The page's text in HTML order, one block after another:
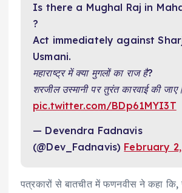
Is there a Mughal Raj in
?
Act immediately against
Usmani.
महाराष्ट्र में क्या मुगलों का राज है?
शरजील उस्मानी पर तुरंत कारवाई की
pic.twitter.com/BDp61MYI3T
— Devendra Fadnavis
(@Dev_Fadnavis) February
पत्रकारों से बातचीत में फणनवीस ने कहा कि,